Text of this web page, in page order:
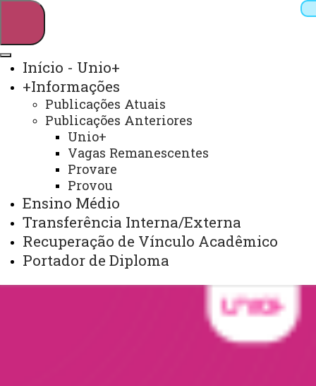
Webmail Sistemas
Telefones
Arquivo Virtual
Início - Unio+
+Informações
Publicações Atuais
Publicações Anteriores
Unio+
Vagas Remanescentes
Provare
Provou
Ensino Médio
Transferência Interna/Externa
Recuperação de Vínculo Acadêmico
Portador de Diploma